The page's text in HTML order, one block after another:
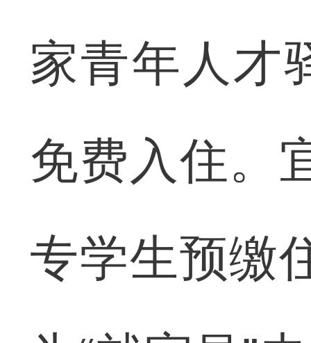
家青年人才
免费入住。
专学生预缴